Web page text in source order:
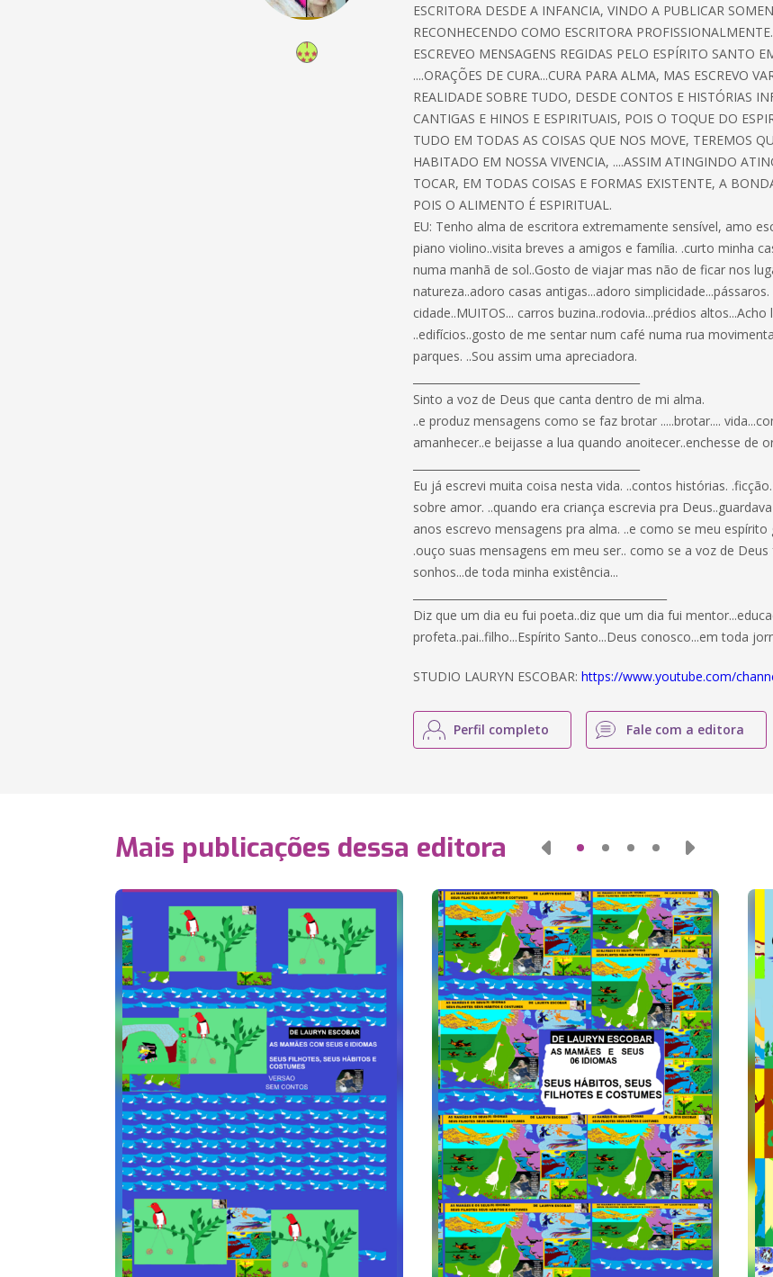
ESCRITORA DESDE A INFANCIA, VINDO A PUBLICAR
RECONHECENDO COMO ESCRITORA
ESCREVEO MENSAGENS REGIDAS PELO ESPÍRITO SANTO
....ORAÇÕES DE CURA...CURA PARA ALMA, MAS ESCREVO
REALIDADE SOBRE TUDO, DESDE CONTOS E HISTÓRIAS
CANTIGAS E HINOS E ESPIRITUAIS, POIS O TOQUE DO
TUDO EM TODAS AS COISAS QUE NOS MOVE, TEREMOS
HABITADO EM NOSSA VIVENCIA, ....ASSIM ATINGINDO
TOCAR, EM TODAS COISAS E FORMAS EXISTENTE, A
POIS O ALIMENTO É ESPIRITUAL.
EU: Tenho alma de escritora extremamente sensível, amo
piano violino..visita breves a amigos e família. .curto minha
numa manhã de sol..Gosto de viajar mas não de ficar nos
natureza..adoro casas antigas...adoro
cidade..MUITOS... carros buzina..rodovia...prédios
..edifícios..gosto de me sentar num café numa rua
parques. ..Sou assim uma apreciadora.
Sinto a voz de Deus que canta dentro de mi alma.
..e produz mensagens como se faz brotar .....brotar....
amanhecer..e beijasse a lua quando anoitecer..enchesse de
Eu já escrevi muita coisa nesta vida. ..contos histórias.
sobre amor. ..quando era criança escrevia pra
anos escrevo mensagens pra alma. ..e como se meu
.ouço suas mensagens em meu ser.. como se a voz de Deus
sonhos...de toda minha existência...
Diz que um dia eu fui poeta..diz que um dia fui
profeta..pai..filho...Espírito Santo...Deus conosco...em toda
STUDIO LAURYN ESCOBAR:https://www.youtube.com/
Perfil completo Fale com a editora
Mais publicações dessa editora